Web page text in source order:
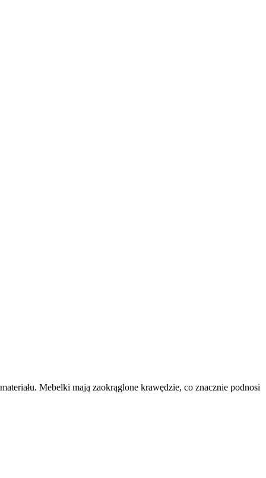
Mebelki mają zaokrąglone krawędzie, co znacznie podnosi